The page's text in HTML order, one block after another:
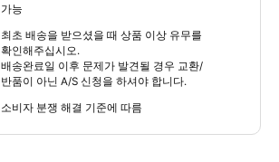
가능
최초 배송을 받으셨을 때 상품 이상 유무를
확인해주십시오.
배송완료일 이후 문제가 발견될 경우 교환/
반품이 아닌 A/S 신청을 하셔야 합니다.
소비자 분쟁 해결 기준에 따름